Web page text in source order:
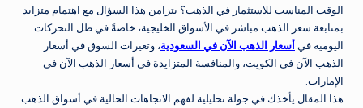
الوقت المناسب للاستثمار في الذهب؟ يتزامن هذا السؤال مع اهتمام متزايد
بمتابعة سعر الذهب مباشر في الأسواق الخليجية، خاصةً في ظل التحركات
اليومية فيأسعار الذهب الآن في السعودية، وتغيرات السوق في أسعار
الذهب الآن في الكويت، والمنافسة المتزايدة في أسعار الذهب الآن في
الإمارات.
هذا المقال يأخذك في جولة تحليلية لفهم الاتجاهات الحالية في أسواق الذهب